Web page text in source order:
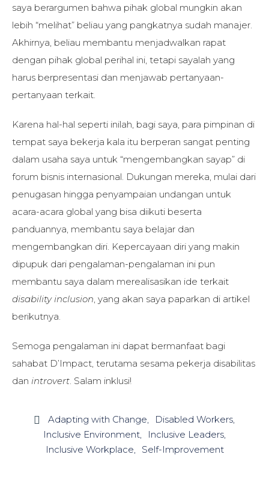
saya berargumen bahwa pihak global mungkin akan
lebih “melihat” beliau yang pangkatnya sudah manajer.
Akhirnya, beliau membantu menjadwalkan rapat
dengan pihak global perihal ini, tetapi sayalah yang
harus berpresentasi dan menjawab pertanyaan-
pertanyaan terkait.
Karena hal-hal seperti inilah, bagi saya, para pimpinan di
tempat saya bekerja kala itu berperan sangat penting
dalam usaha saya untuk “mengembangkan sayap” di
forum bisnis internasional. Dukungan mereka, mulai dari
penugasan hingga penyampaian undangan untuk
acara-acara global yang bisa diikuti beserta
panduannya, membantu saya belajar dan
mengembangkan diri. Kepercayaan diri yang makin
dipupuk dari pengalaman-pengalaman ini pun
membantu saya dalam merealisasikan ide terkait
disability inclusion, yang akan saya paparkan di artikel
berikutnya.
Semoga pengalaman ini dapat bermanfaat bagi
sahabat D’Impact, terutama sesama pekerja disabilitas
dan introvert. Salam inklusi!
 Adapting with Change
Disabled Workers
Inclusive Environment
Inclusive Leaders
Inclusive Workplace
Self-Improvement